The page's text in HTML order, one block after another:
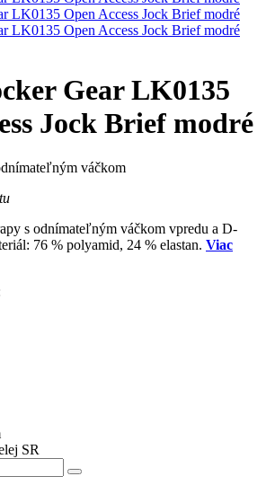
Gear LK0135
Jock Brief modré
váčkom
s odnímateľným váčkom vpredu a D-
76 % polyamid, 24 % elastan. Viac
SR